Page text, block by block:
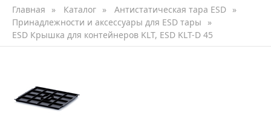
Главная » Каталог » Антистатическая тара ESD »
Принадлежности и аксессуары для ESD тары
»
ESD Крышка для контейнеров KLT, ESD KLT-D 45